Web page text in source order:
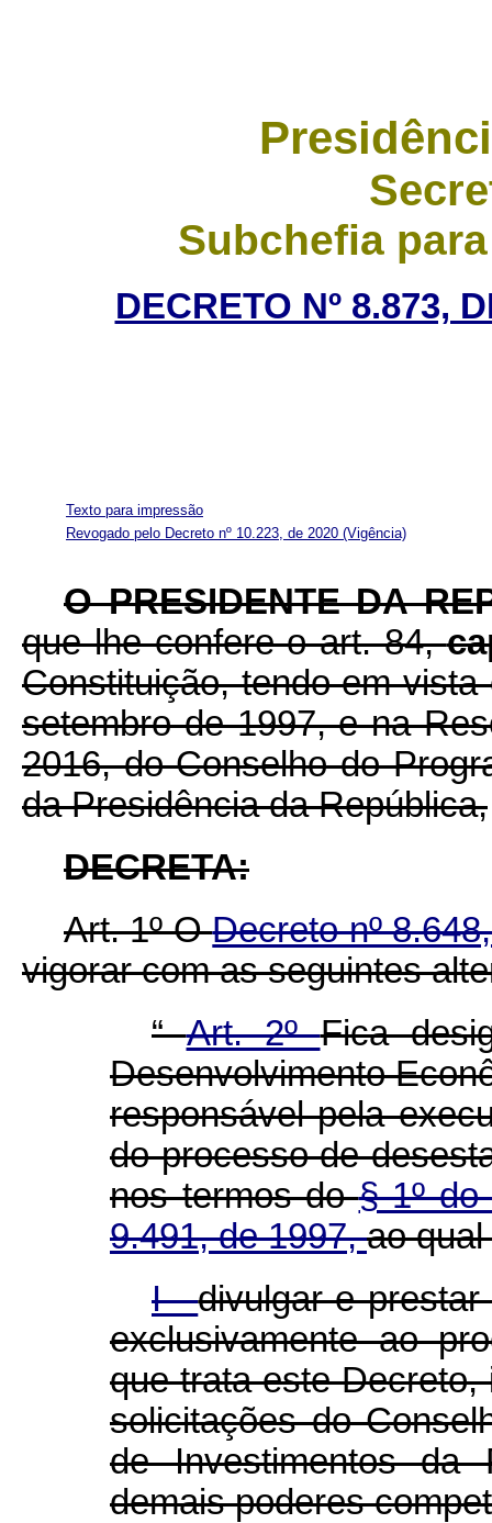
Subchefia
DECRETO Nº 8.873,
Texto para impressão
Revogado pelo Decreto nº 10.223, de 2020 (Vigência)
O PRESIDENTE DA
que lhe confere o art. 84,
Constituição, tendo em
setembro de 1997, e na
2016, do Conselho do
da Presidência da República,
DECRETA:
Art. 1º ODecreto nº
vigorar com as seguintes
“Art. 2ºFica
Desenvolvimento
responsável pela
do processo de
nos termos do§ 1º
9.491, de 1997,ao
I -divulgar e
exclusivamente ao
que trata este
solicitações do
de Investimentos da
demais poderes